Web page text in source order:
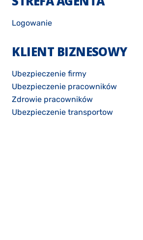
Logowanie
KLIENT BIZNESOWY
Ubezpieczenie firmy
Ubezpieczenie pracowników
Zdrowie pracowników
Ubezpieczenie transportow